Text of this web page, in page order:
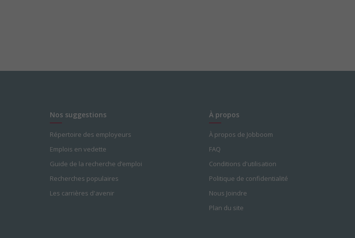
Nos suggestions
Répertoire des employeurs
Emplois en vedette
Guide de la recherche d’emploi
Recherches populaires
Les carrières d'avenir
À propos
À propos de Jobboom
FAQ
Conditions d'utilisation
Politique de confidentialité
Nous Joindre
Plan du site